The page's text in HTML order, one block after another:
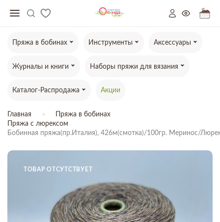
Пряжа в бобинах Инструменты Аксессуары
Журналы и книги Наборы пряжи для вязания
Каталог-Распродажа Акции
Главная
Пряжа в бобинах
Пряжа с люрексом
Бобинная пряжа(пр.Италия), 426м(смотка)/100гр. Меринос/
ТОВАР ОТСУТСТВУЕТ